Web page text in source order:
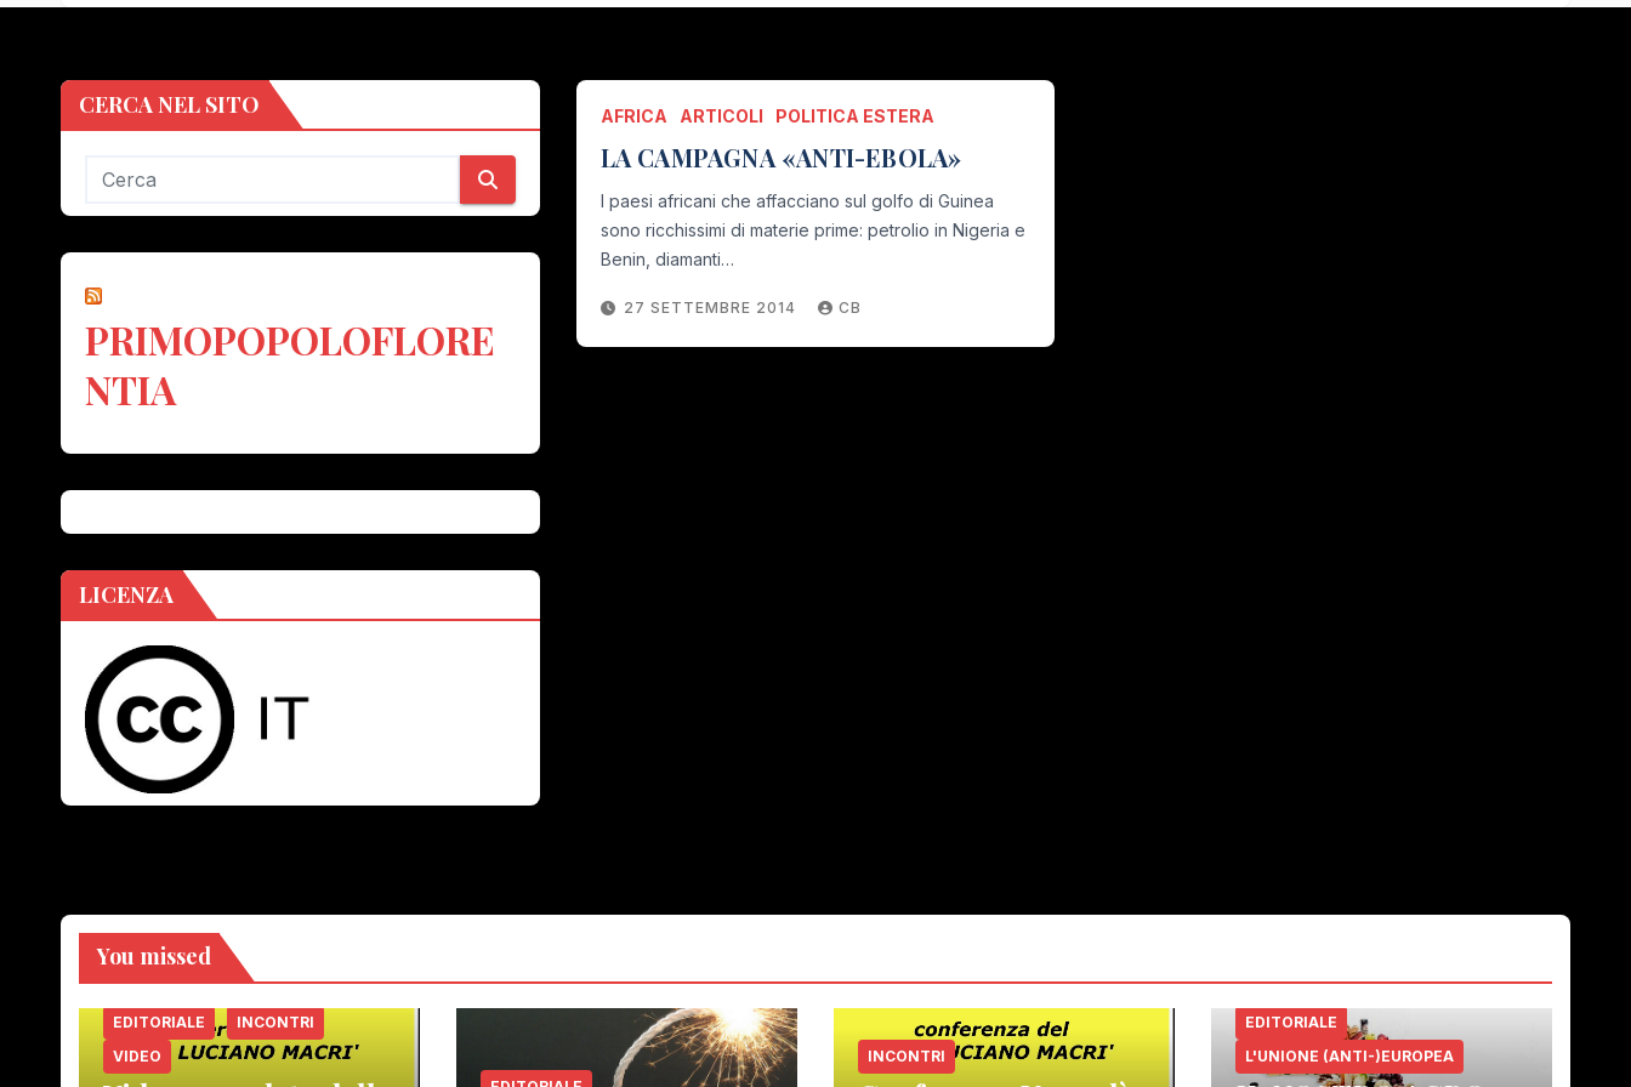
CERCA NEL SITO
PRIMOPOPOLOFLORE
NTIA
LICENZA
AFRICA ARTICOLI POLITICA ESTERA
LA CAMPAGNA «ANTI-EBOLA»
I paesi africani che affacciano sul golfo di Guinea
sono ricchissimi di materie prime: petrolio in Nigeria e
Benin, diamanti…
27 SETTEMBRE 2014 CB
You missed
EDITORIALE
INCONTRI
VIDEO
INCONTRI
EDITORIALE
L'UNIONE (ANTI-)EUROPEA